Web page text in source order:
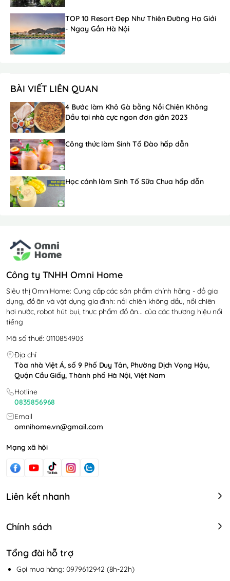
TOP 10 Resort Đẹp Như Thiên Đường Hạ Giới
- Ngay Gần Hà Nội
BÀI VIẾT LIÊN QUAN
4 Bước làm Khô Gà bằng Nồi Chiên Không
Dầu tại nhà cực ngon đơn giản 2023
Công thức làm Sinh Tố Đào hấp dẫn
Học cánh làm Sinh Tố Sữa Chua hấp dẫn
Công ty TNHH Omni Home
Siêu thị OmniHome: Cung cấp các sản phẩm chính hãng - đồ gia
dụng, đồ ăn và vật dụng gia đình: nồi chiên không dầu, nồi chiên
hơi nước, robot hút bụi, thực phẩm đồ ăn... của các thương hiệu nổi
tiếng
Mã số thuế: 0110854903
Địa chỉ
Tòa nhà Việt Á, số 9 Phố Duy Tân, Phường Dịch Vọng Hậu,
Quận Cầu Giấy, Thành phố Hà Nội, Việt Nam
Hotline
0835856968
Email
omnihome.vn@gmail.com
Mạng xã hội
Liên kết nhanh
Chính sách
Tổng đài hỗ trợ
Gọi mua hàng: 0979612942 (8h-22h)